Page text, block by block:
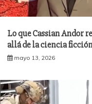
Lo que Cassian Andor
allá de la ciencia
mayo 13, 2026